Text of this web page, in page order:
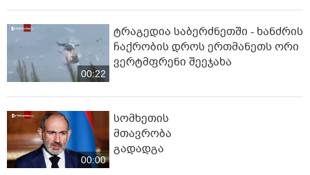
00:22
ტრაგედია საბერძნეთში - ხანძრის
ჩაქრობის დროს ერთმანეთს ორი
ვერტმფრენი შეეჯახა
00:00
სომხეთის
მთავრობა
გადადგა